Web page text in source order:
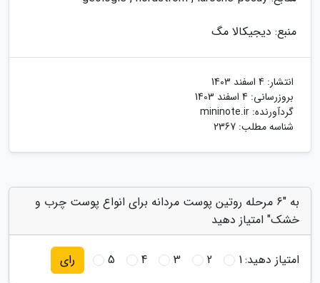
منبع: دیجیکالا مگ
انتشار: 4 اسفند 1403
بروزرسانی: 4 اسفند 1403
گردآورنده: mininote.ir
شناسه مطلب: 2367
به "6 مرحله روتین پوست مردانه برای انواع پوست چرب و
خشک" امتیاز دهید
امتیاز دهید:1
2
3
4
5 رای